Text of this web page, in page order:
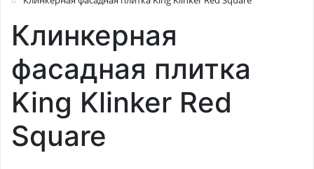
Клинкерная
фасадная плитка
King Klinker Red
Square